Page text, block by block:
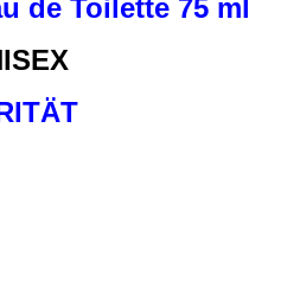
de Toilette 75 ml